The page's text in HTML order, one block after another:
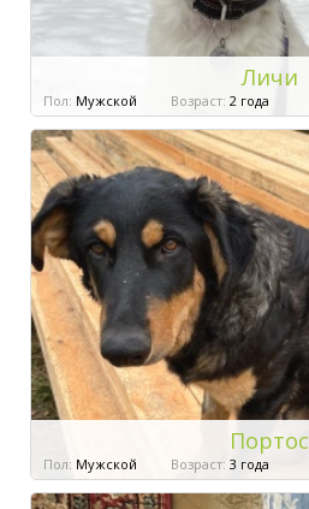
Личи
Пол: Мужской Возраст: 2 года
Портос
Пол: Мужской Возраст: 3 года